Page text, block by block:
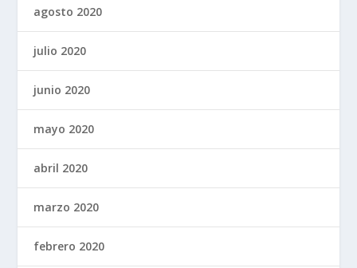
agosto 2020
julio 2020
junio 2020
mayo 2020
abril 2020
marzo 2020
febrero 2020